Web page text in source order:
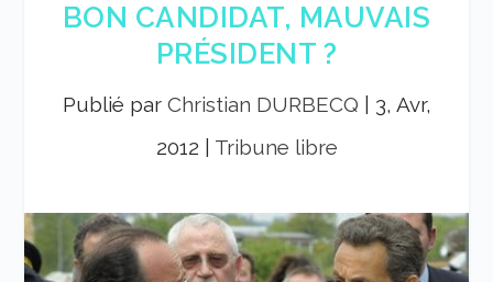
BON CANDIDAT, MAUVAIS
PRÉSIDENT ?
Publié par Christian DURBECQ
3, Avr,
2012
Tribune libre